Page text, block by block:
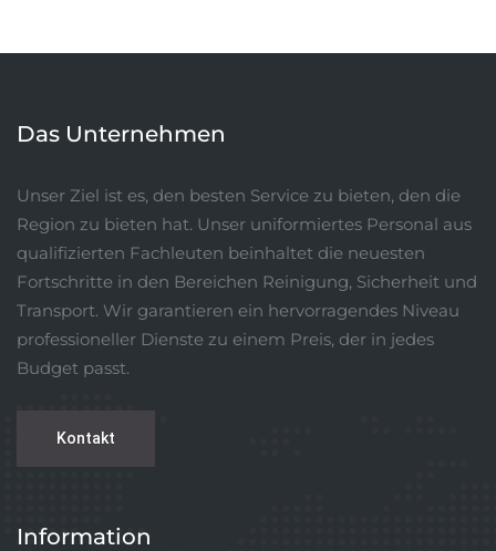
Das Unternehmen
Unser Ziel ist es, den besten Service zu bieten, den die
Region zu bieten hat. Unser uniformiertes Personal aus
qualifizierten Fachleuten beinhaltet die neuesten
Fortschritte in den Bereichen Reinigung, Sicherheit und
Transport. Wir garantieren ein hervorragendes Niveau
professioneller Dienste zu einem Preis, der in jedes
Budget passt.
Kontakt
Information